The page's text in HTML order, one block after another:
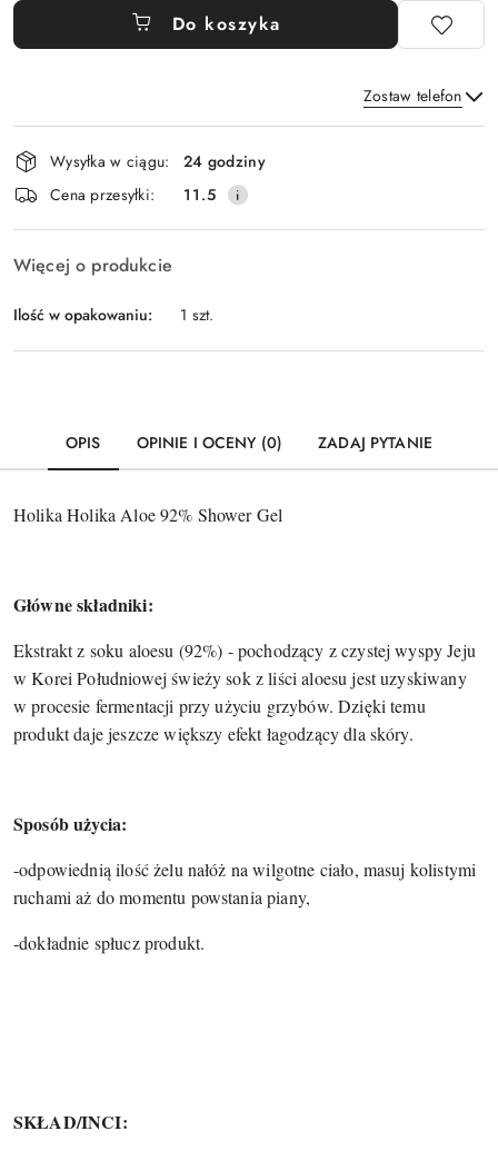
Do koszyka
Zostaw telefon
Wyślij
Dostępność
i
dostawa
Wysyłka w ciągu:
24 godziny
Cena przesyłki:
11.5
Więcej o produkcie
Ilość w opakowaniu: 1 szt.
OPIS OPINIE I OCENY (0) ZADAJ PYTANIE
Holika Holika Aloe 92% Shower Gel
Główne składniki:
Ekstrakt z soku aloesu (92%) - pochodzący z czystej wyspy Jeju
w Korei Południowej świeży sok z liści aloesu jest uzyskiwany
w procesie fermentacji przy użyciu grzybów. Dzięki temu
produkt daje jeszcze większy efekt łagodzący dla skóry.
Sposób użycia:
-odpowiednią ilość żelu nałóż na wilgotne ciało, masuj kolistymi
ruchami aż do momentu powstania piany,
-dokładnie spłucz produkt.
SKŁAD/INCI: